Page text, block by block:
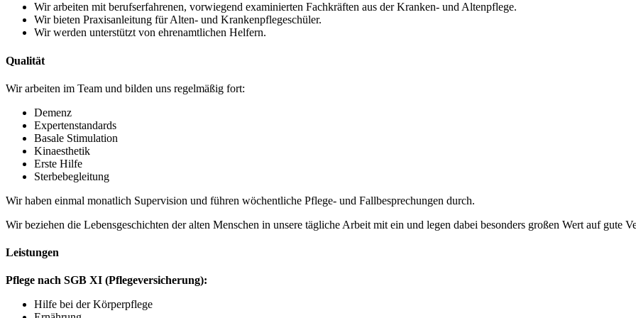
Wir arbeiten mit berufserfahrenen, vorwiegend examinierten Fachkräften aus der Kranken- und Altenpflege.
Wir bieten Praxisanleitung für Alten- und Krankenpflegeschüler.
Wir werden unterstützt von ehrenamtlichen Helfern.
Qualität
Wir arbeiten im Team und bilden uns regelmäßig fort:
Demenz
Expertenstandards
Basale Stimulation
Kinaesthetik
Erste Hilfe
Sterbebegleitung
Wir haben einmal monatlich Supervision und führen wöchentliche Pflege- und Fallbesprechungen durch.
Wir beziehen die Lebensgeschichten der alten Menschen in unsere tägliche Arbeit mit ein und legen dabei besonders großen Wert auf gute
Leistungen
Pflege nach SGB XI (Pflegeversicherung):
Hilfe bei der Körperpflege